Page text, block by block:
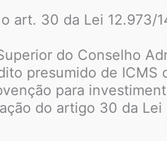
art. 30 da Lei 12.973/
do Conselho
presumido de
para
do artigo 30 da